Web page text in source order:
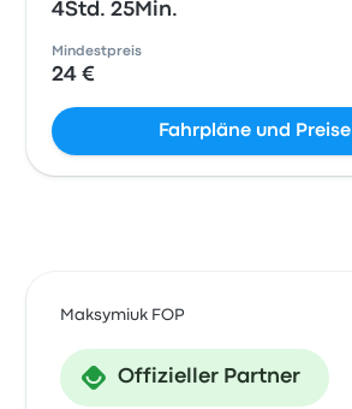
4Std. 25Min.
Mindestpreis
24 €
Fahrpläne und Preise
Maksymiuk FOP
Offizieller Partner